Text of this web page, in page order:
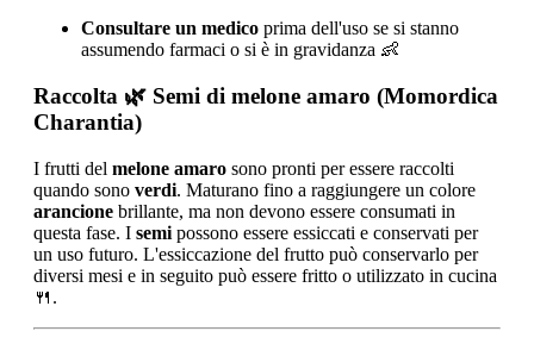
Consultare un medico prima dell'uso se si stanno
assumendo farmaci o si è in gravidanza 👶
Raccolta 🌿 Semi di melone amaro (Momordica
Charantia)
I frutti del melone amaro sono pronti per essere raccolti
quando sono verdi. Maturano fino a raggiungere un colore
arancione brillante, ma non devono essere consumati in
questa fase. I semi possono essere essiccati e conservati per
un uso futuro. L'essiccazione del frutto può conservarlo per
diversi mesi e in seguito può essere fritto o utilizzato in cucina
🍴.